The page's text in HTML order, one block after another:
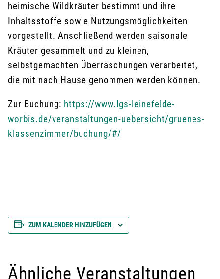
heimische Wildkräuter bestimmt und ihre
Inhaltsstoffe sowie Nutzungsmöglichkeiten
vorgestellt. Anschließend werden saisonale
Kräuter gesammelt und zu kleinen,
selbstgemachten Überraschungen verarbeitet,
die mit nach Hause genommen werden können.
Zur Buchung: https://www.lgs-leinefelde-
worbis.de/veranstaltungen-uebersicht/gruenes-
klassenzimmer/buchung/#/
ZUM KALENDER HINZUFÜGEN
Ähnliche Veranstaltungen